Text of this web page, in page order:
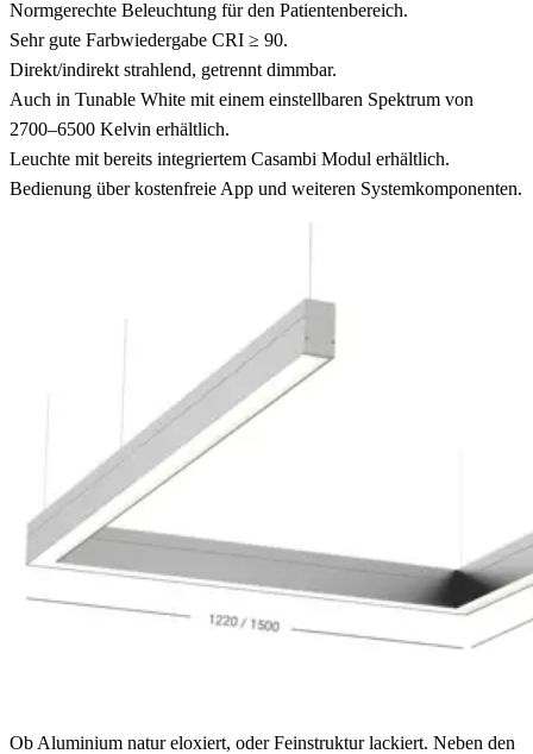
Normgerechte Beleuchtung für den Patientenbereich.
Sehr gute Farbwiedergabe CRI ≥ 90.
Direkt/indirekt strahlend, getrennt dimmbar.
Auch in Tunable White mit einem einstellbaren Spektrum von
2700–6500 Kelvin erhältlich.
Leuchte mit bereits integriertem Casambi Modul erhältlich.
Bedienung über kostenfreie App und weiteren Systemkomponenten.
Ob Aluminium natur eloxiert, oder Feinstruktur lackiert. Neben den